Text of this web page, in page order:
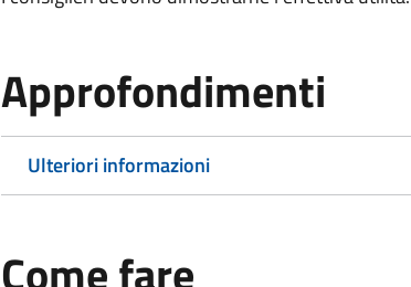
Approfondimenti
Ulteriori informazioni